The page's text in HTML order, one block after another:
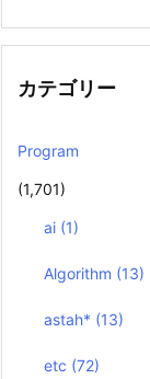
カテゴリー
Program
(1,701)
ai (1)
Algorithm (13)
astah* (13)
etc (72)